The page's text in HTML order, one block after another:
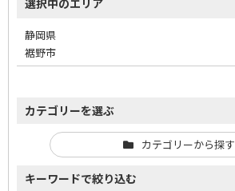
静岡県
裾野市
カテゴリーを選ぶ
カテゴリーから探す
キーワードで絞り込む